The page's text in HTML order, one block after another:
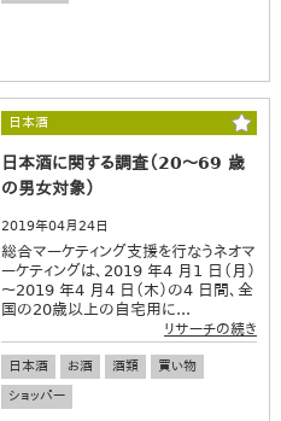
日本酒
日本酒に関する調査（20～69 歳
の男女対象）
2019年04月24日
総合マーケティング支援を行なうネオマ
ーケティングは、2019 年4 月1 日（月）
～2019 年4 月4 日（木）の4 日間、全
国の20歳以上の自宅用に...
リサーチの続き
日本酒 お酒 酒類
買い物
ショッパー